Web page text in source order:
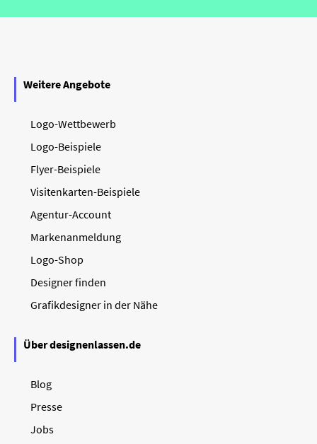
Weitere Angebote
Logo-Wettbewerb
Logo-Beispiele
Flyer-Beispiele
Visitenkarten-Beispiele
Agentur-Account
Markenanmeldung
Logo-Shop
Designer finden
Grafikdesigner in der Nähe
Über designenlassen.de
Blog
Presse
Jobs